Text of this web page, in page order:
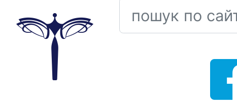
пошук по сайту